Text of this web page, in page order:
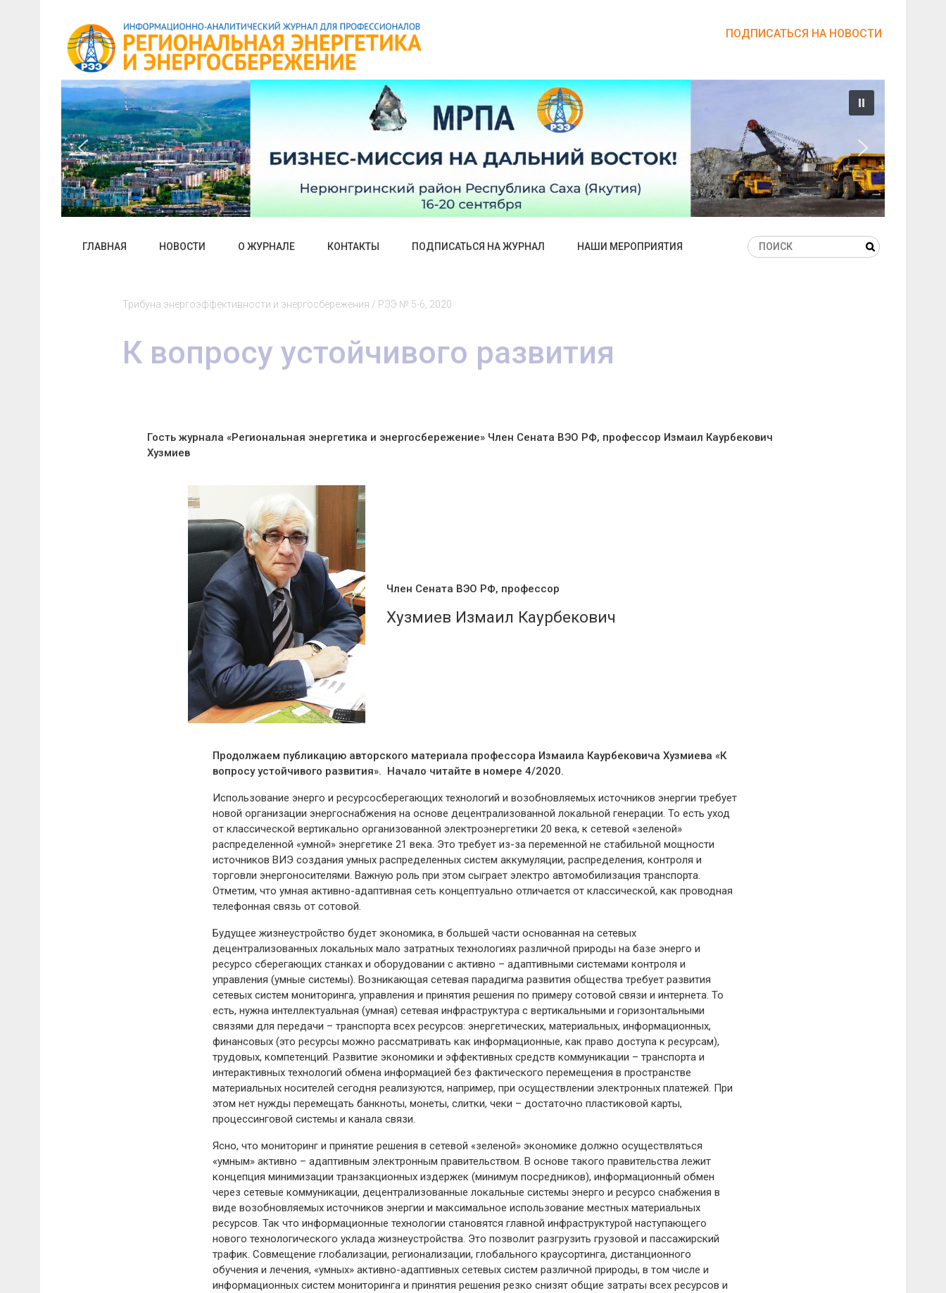
ПОДПИСАТЬСЯ НА НОВОСТИ
ГЛАВНАЯ НОВОСТИ О ЖУРНАЛЕ КОНТАКТЫ ПОДПИСАТЬСЯ НА ЖУРНАЛ НАШИ МЕРОПРИЯТИЯ
Трибуна энергоэффективности и энергосбережения / РЭЭ № 5-6, 2020
К вопросу устойчивого развития
Гость журнала «Региональная энергетика и энергосбережение» Член Сената ВЭО РФ, профессор Измаил Каурбекович
Хузмиев
Член Сената ВЭО РФ, профессор
Хузмиев Измаил Каурбекович
Продолжаем публикацию авторского материала профессора Измаила Каурбековича Хузмиева «К
вопросу устойчивого развития». Начало читайте в номере 4/2020.
Использование энерго и ресурсосберегающих технологий и возобновляемых источников энергии требует
новой организации энергоснабжения на основе децентрализованной локальной генерации. То есть уход
от классической вертикально организованной электроэнергетики 20 века, к сетевой «зеленой»
распределенной «умной» энергетике 21 века. Это требует из-за переменной не стабильной мощности
источников ВИЭ создания умных распределенных систем аккумуляции, распределения, контроля и
торговли энергоносителями. Важную роль при этом сыграет электро автомобилизация транспорта.
Отметим, что умная активно-адаптивная сеть концептуально отличается от классической, как проводная
телефонная связь от сотовой.
Будущее жизнеустройство будет экономика, в большей части основанная на сетевых
децентрализованных локальных мало затратных технологиях различной природы на базе энерго и
ресурсо сберегающих станках и оборудовании с активно – адаптивными системами контроля и
управления (умные системы). Возникающая сетевая парадигма развития общества требует развития
сетевых систем мониторинга, управления и принятия решения по примеру сотовой связи и интернета. То
есть, нужна интеллектуальная (умная) сетевая инфраструктура с вертикальными и горизонтальными
связями для передачи – транспорта всех ресурсов: энергетических, материальных, информационных,
финансовых (это ресурсы можно рассматривать как информационные, как право доступа к ресурсам),
трудовых, компетенций. Развитие экономики и эффективных средств коммуникации – транспорта и
интерактивных технологий обмена информацией без фактического перемещения в пространстве
материальных носителей сегодня реализуются, например, при осуществлении электронных платежей. При
этом нет нужды перемещать банкноты, монеты, слитки, чеки – достаточно пластиковой карты,
процессинговой системы и канала связи.
Ясно, что мониторинг и принятие решения в сетевой «зеленой» экономике должно осуществляться
«умным» активно – адаптивным электронным правительством. В основе такого правительства лежит
концепция минимизации транзакционных издержек (минимум посредников), информационный обмен
через сетевые коммуникации, децентрализованные локальные системы энерго и ресурсо снабжения в
виде возобновляемых источников энергии и максимальное использование местных материальных
ресурсов. Так что информационные технологии становятся главной инфраструктурой наступающего
нового технологического уклада жизнеустройства. Это позволит разгрузить грузовой и пассажирский
трафик. Совмещение глобализации, регионализации, глобального краусортинга, дистанционного
обучения и лечения, «умных» активно-адаптивных сетевых систем различной природы, в том числе и
информационных систем мониторинга и принятия решения резко снизят общие затраты всех ресурсов и